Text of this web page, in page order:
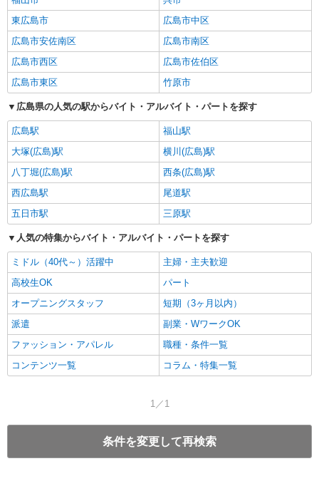
東広島市
広島市中区
広島市安佐南区
広島市南区
広島市西区
広島市佐伯区
広島市東区
竹原市
広島県の人気の駅からバイト・アルバイト・パートを探す
広島駅
福山駅
大塚(広島)駅
横川(広島)駅
八丁堀(広島)駅
西条(広島)駅
西広島駅
尾道駅
五日市駅
三原駅
人気の特集からバイト・アルバイト・パートを探す
ミドル（40代～）活躍中
主婦・主夫歓迎
高校生OK
パート
オープニングスタッフ
短期（3ヶ月以内）
派遣
副業・WワークOK
ファッション・アパレル
職種・条件一覧
コンテンツ一覧
コラム・特集一覧
1／1
条件を変更して再検索